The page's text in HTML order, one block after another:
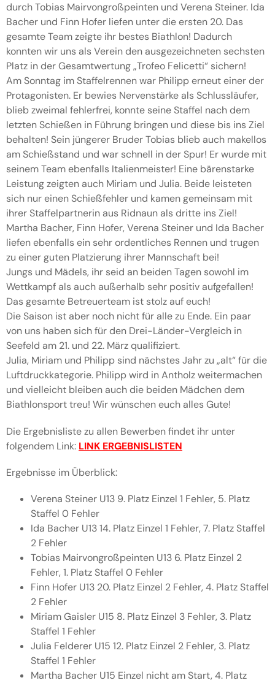
durch Tobias Mairvongroßpeinten und Verena Steiner. Ida
Bacher und Finn Hofer liefen unter die ersten 20. Das
gesamte Team zeigte ihr bestes Biathlon! Dadurch
konnten wir uns als Verein den ausgezeichneten sechsten
Platz in der Gesamtwertung „Trofeo Felicetti“ sichern!
Am Sonntag im Staffelrennen war Philipp erneut einer der
Protagonisten. Er bewies Nervenstärke als Schlussläufer,
blieb zweimal fehlerfrei, konnte seine Staffel nach dem
letzten Schießen in Führung bringen und diese bis ins Ziel
behalten! Sein jüngerer Bruder Tobias blieb auch makellos
am Schießstand und war schnell in der Spur! Er wurde mit
seinem Team ebenfalls Italienmeister! Eine bärenstarke
Leistung zeigten auch Miriam und Julia. Beide leisteten
sich nur einen Schießfehler und kamen gemeinsam mit
ihrer Staffelpartnerin aus Ridnaun als dritte ins Ziel!
Martha Bacher, Finn Hofer, Verena Steiner und Ida Bacher
liefen ebenfalls ein sehr ordentliches Rennen und trugen
zu einer guten Platzierung ihrer Mannschaft bei!
Jungs und Mädels, ihr seid an beiden Tagen sowohl im
Wettkampf als auch außerhalb sehr positiv aufgefallen!
Das gesamte Betreuerteam ist stolz auf euch!
Die Saison ist aber noch nicht für alle zu Ende. Ein paar
von uns haben sich für den Drei-Länder-Vergleich in
Seefeld am 21. und 22. März qualifiziert.
Julia, Miriam und Philipp sind nächstes Jahr zu „alt“ für die
Luftdruckkategorie. Philipp wird in Antholz weitermachen
und vielleicht bleiben auch die beiden Mädchen dem
Biathlonsport treu! Wir wünschen euch alles Gute!
Die Ergebnisliste zu allen Bewerben findet ihr unter
folgendem Link: LINK ERGEBNISLISTEN
Ergebnisse im Überblick:
Verena Steiner U13 9. Platz Einzel 1 Fehler, 5. Platz
Staffel 0 Fehler
Ida Bacher U13 14. Platz Einzel 1 Fehler, 7. Platz Staffel
2 Fehler
Tobias Mairvongroßpeinten U13 6. Platz Einzel 2
Fehler, 1. Platz Staffel 0 Fehler
Finn Hofer U13 20. Platz Einzel 2 Fehler, 4. Platz Staffel
2 Fehler
Miriam Gaisler U15 8. Platz Einzel 3 Fehler, 3. Platz
Staffel 1 Fehler
Julia Felderer U15 12. Platz Einzel 2 Fehler, 3. Platz
Staffel 1 Fehler
Martha Bacher U15 Einzel nicht am Start, 4. Platz